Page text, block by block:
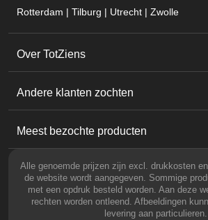
Rotterdam | Tilburg | Utrecht | Zwolle
Over TotZiens
Andere klanten zochten
Meest bezochte producten
Alle genoemde prijzen zijn excl. drukkosten
de website wordt aangegeven. Sommige
met een opdruk besteld worden. Aan deze
rechten worden ontleend. Afbeeldingen
levering aan particulieren.